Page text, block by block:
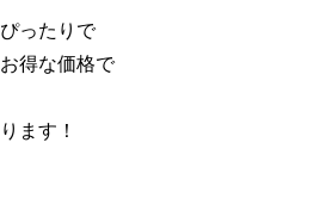
ったりで
得な価格で
ます！